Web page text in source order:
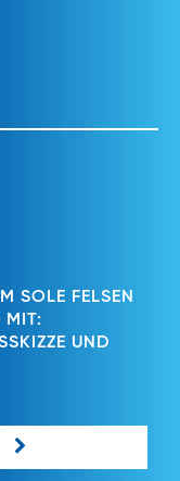
SOLE FELSEN
MIT:
UND